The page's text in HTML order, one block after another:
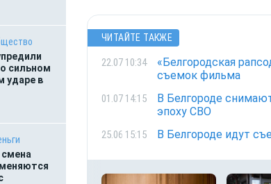
сильном
ударе в
ЧИТАЙТЕ ТАКЖЕ
22.07 10:34
«Белгородская
съемок фильма
01.07 14:15
В Белгороде
эпоху СВО
25.06 15:15 В Белгороде идут